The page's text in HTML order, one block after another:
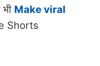
Make viral
Shorts